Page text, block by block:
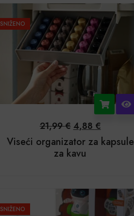
SNIŽENO
21,99€4,88€
Viseći organizator za kapsule
za kavu
SNIŽENO